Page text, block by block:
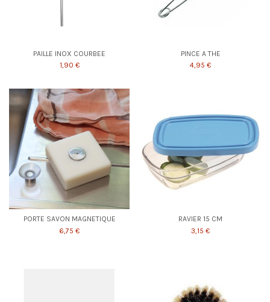
PAILLE INOX COURBEE
1,90 €
PINCE A THE
4,95 €
PORTE SAVON MAGNETIQUE
6,75 €
RAVIER 15 CM
3,15 €